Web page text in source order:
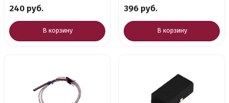
240 руб.
В корзину
396 руб.
В корзину